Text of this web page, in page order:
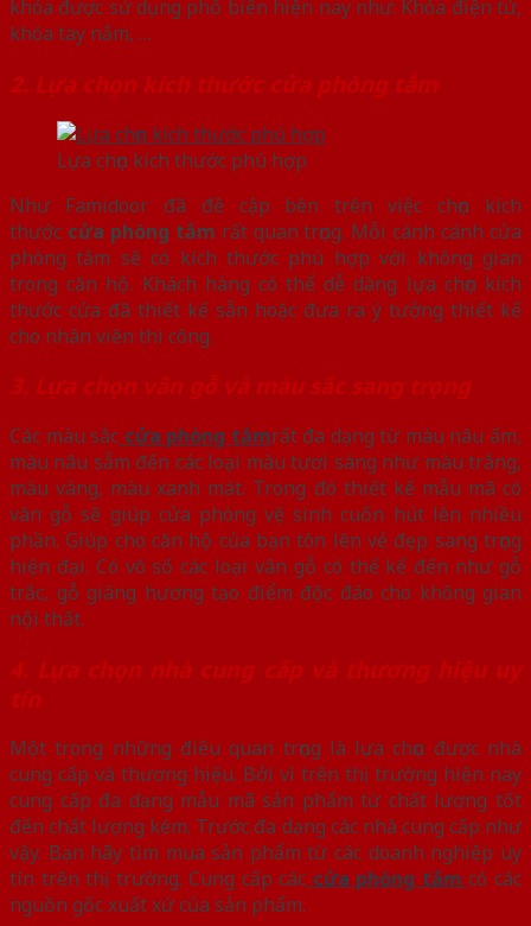
khóa được sử dụng phổ biến hiện nay như: Khóa điện tử,
khóa tay nắm, …
2. Lựa chọn kích thước cửa phòng tắm
Lựa chọn kích thước phù hợp
Như Famidoor đã đề cập bên trên việc chọn kích
thước cửa phòng tắm rất quan trọng. Mỗi cánh cánh cửa
phòng tắm sẽ có kích thước phù hợp với không gian
trong căn hộ. Khách hàng có thể dễ dàng lựa chọn kích
thước cửa đã thiết kế sẵn hoặc đưa ra ý tưởng thiết kế
cho nhân viên thi công.
3. Lựa chọn vân gỗ và màu sắc sang trọng
Các màu sắc cửa phòng tắmrất đa dạng từ màu nâu ấm,
màu nâu sẫm đến các loại màu tươi sáng như màu trắng,
màu vàng, màu xanh mát. Trong đó thiết kế mẫu mã có
vân gỗ sẽ giúp cửa phòng vệ sinh cuốn hút lên nhiều
phần. Giúp cho căn hộ của bạn tôn lên vẻ đẹp sang trọng
hiện đại. Có vô số các loại vân gỗ có thể kể đến như gỗ
trắc, gỗ giáng hương tạo điểm độc đáo cho không gian
nội thất.
4. Lựa chọn nhà cung cấp và thương hiệu uy
tín
Một trong những điều quan trọng là lựa chọn được nhà
cung cấp và thương hiệu. Bởi vì trên thị trường hiện nay
cung cấp đa dạng mẫu mã sản phẩm từ chất lượng tốt
đến chất lượng kém. Trước đa dạng các nhà cung cấp như
vậy. Bạn hãy tìm mua sản phẩm từ các doanh nghiệp uy
tín trên thị trường. Cung cấp các cửa phòng tắmcó các
nguồn gốc xuất xứ của sản phẩm.